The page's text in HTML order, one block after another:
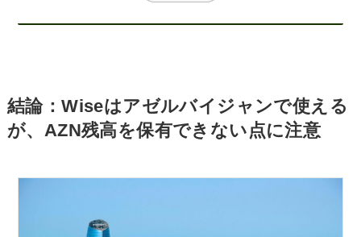
結論：Wiseはアゼルバイジャンで使える
が、AZN残高を保有できない点に注意